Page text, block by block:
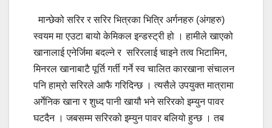
मान्छेको सरिर र सरिर भित्रका भित्रि अर्गनहरु (अंगहरु)
स्वयम मा एउटा बायो केमिकल इन्डस्ट्री हो । हामीले खाएको
खानालाई एनेर्जिमा बदल्ने र सरिरलाई चाइने तत्व भिटामिन,
मिनरल खानाबाटै पूर्ति गर्ती गर्ने स्व चालित कारखाना संचालन
पनि हाम्रो सरिरले आफै गरिदिन्छ । त्यसैले उपयुक्त मात्रामा
अर्गेनिक खाना र शुध्द पानी खायौ भने सरिरको इम्युन पावर
घटदैन । जबसम्म सरिरको इम्युन पावर बलियो हुन्छ । तब